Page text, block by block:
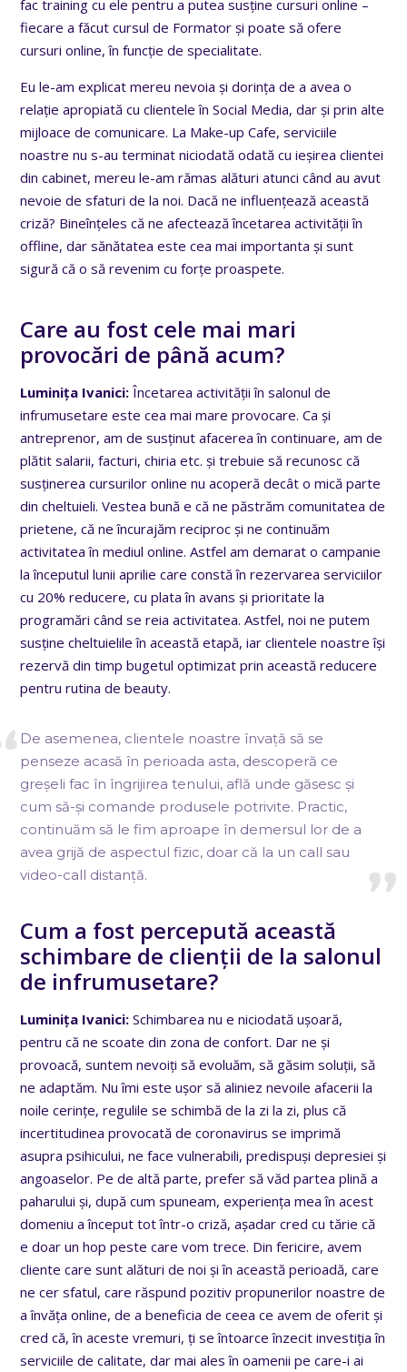
fac training cu ele pentru a putea susține cursuri online –
fiecare a făcut cursul de Formator și poate să ofere
cursuri online, în funcție de specialitate.
Eu le-am explicat mereu nevoia și dorința de a avea o
relație apropiată cu clientele în Social Media, dar și prin alte
mijloace de comunicare. La Make-up Cafe, serviciile
noastre nu s-au terminat niciodată odată cu ieșirea clientei
din cabinet, mereu le-am rămas alături atunci când au avut
nevoie de sfaturi de la noi. Dacă ne influențează această
criză? Bineînțeles că ne afectează încetarea activității în
offline, dar sănătatea este cea mai importanta și sunt
sigură că o să revenim cu forțe proaspete.
Care au fost cele mai mari
provocări de până acum?
Luminița Ivanici: Încetarea activității în salonul de
infrumusetare este cea mai mare provocare. Ca și
antreprenor, am de susținut afacerea în continuare, am de
plătit salarii, facturi, chiria etc. și trebuie să recunosc că
susținerea cursurilor online nu acoperă decât o mică parte
din cheltuieli. Vestea bună e că ne păstrăm comunitatea de
prietene, că ne încurajăm reciproc și ne continuăm
activitatea în mediul online. Astfel am demarat o campanie
la începutul lunii aprilie care constă în rezervarea serviciilor
cu 20% reducere, cu plata în avans și prioritate la
programări când se reia activitatea. Astfel, noi ne putem
susține cheltuielile în această etapă, iar clientele noastre își
rezervă din timp bugetul optimizat prin această reducere
pentru rutina de beauty.
De asemenea, clientele noastre învață să se
penseze acasă în perioada asta, descoperă ce
greșeli fac în îngrijirea tenului, află unde găsesc și
cum să-și comande produsele potrivite. Practic,
continuăm să le fim aproape în demersul lor de a
avea grijă de aspectul fizic, doar că la un call sau
video-call distanță.
Cum a fost percepută această
schimbare de clienții de la salonul
de infrumusetare?
Luminița Ivanici: Schimbarea nu e niciodată ușoară,
pentru că ne scoate din zona de confort. Dar ne și
provoacă, suntem nevoiți să evoluăm, să găsim soluții, să
ne adaptăm. Nu îmi este ușor să aliniez nevoile afacerii la
noile cerințe, regulile se schimbă de la zi la zi, plus că
incertitudinea provocată de coronavirus se imprimă
asupra psihicului, ne face vulnerabili, predispuși depresiei și
angoaselor. Pe de altă parte, prefer să văd partea plină a
paharului și, după cum spuneam, experiența mea în acest
domeniu a început tot într-o criză, așadar cred cu tărie că
e doar un hop peste care vom trece. Din fericire, avem
cliente care sunt alături de noi și în această perioadă, care
ne cer sfatul, care răspund pozitiv propunerilor noastre de
a învăța online, de a beneficia de ceea ce avem de oferit și
cred că, în aceste vremuri, ți se întoarce înzecit investiția în
serviciile de calitate, dar mai ales în oamenii pe care-i ai